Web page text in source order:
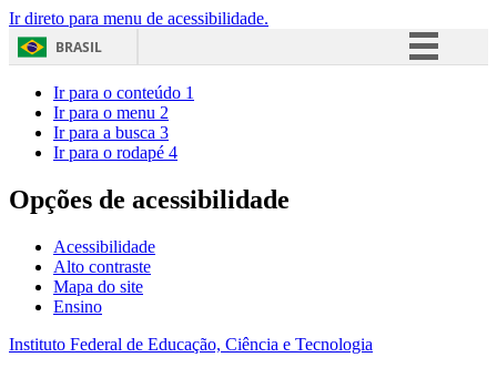
Ir direto para menu de acessibilidade.
BRASIL
Acesso à informação
Ir para o conteúdo 1
Ir para o menu 2
Ir para a busca 3
Ir para o rodapé 4
Opções de acessibilidade
Acessibilidade
Alto contraste
Mapa do site
Ensino
Instituto Federal de Educação, Ciência e Tecnologia